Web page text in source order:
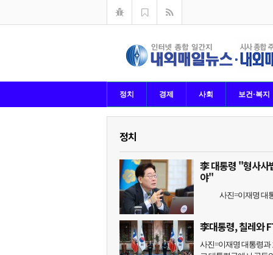
정치 경제 사회 보건·복지
정치
李 대통령 "형사사
야"
사진=이재명 대통
李대통령, 칠레와
사진=이재명 대통령과